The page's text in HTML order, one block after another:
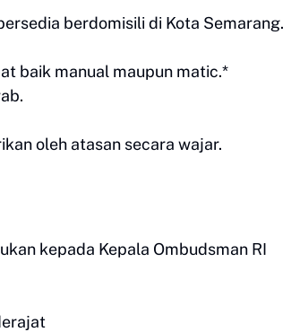
berdomisili di Kota Semarang.
baik manual maupun matic.*
oleh atasan secara wajar.
kepada Kepala Ombudsman RI